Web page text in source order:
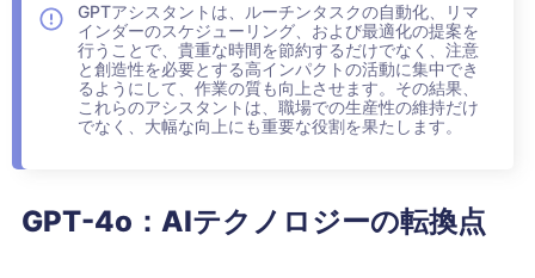
GPTアシスタントは、ルーチンタスクの自動化、リマ
インダーのスケジューリング、および最適化の提案を
行うことで、貴重な時間を節約するだけでなく、注意
と創造性を必要とする高インパクトの活動に集中でき
るようにして、作業の質も向上させます。その結果、
これらのアシスタントは、職場での生産性の維持だけ
でなく、大幅な向上にも重要な役割を果たします。
GPT-4o：AIテクノロジーの転換点